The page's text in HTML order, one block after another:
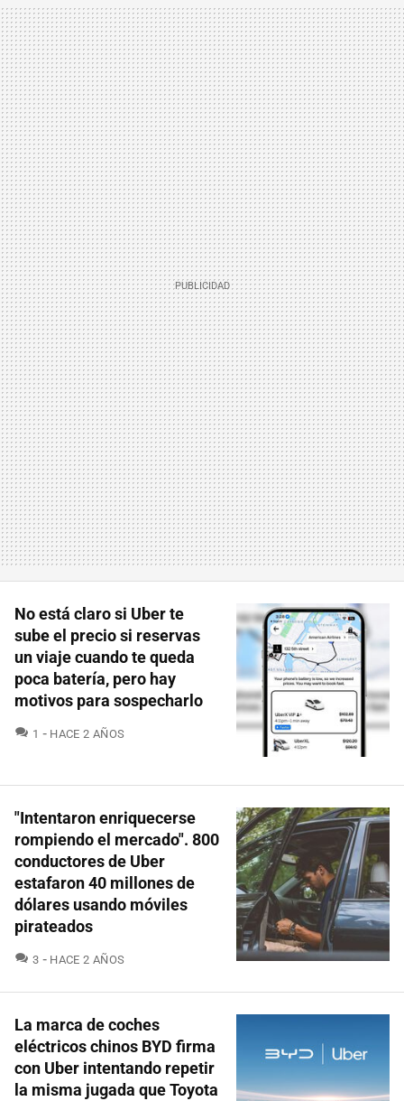
No está claro si Uber te
sube el precio si reservas
un viaje cuando te queda
poca batería, pero hay
motivos para sospecharlo
1 COMENTARIOS
HACE 2 AÑOS
"Intentaron enriquecerse
rompiendo el mercado". 800
conductores de Uber
estafaron 40 millones de
dólares usando móviles
pirateados
3 COMENTARIOS
HACE 2 AÑOS
La marca de coches
eléctricos chinos BYD firma
con Uber intentando repetir
la misma jugada que Toyota